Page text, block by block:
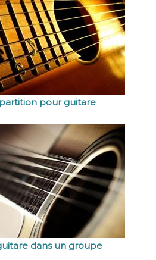
pour guitare
dans un groupe